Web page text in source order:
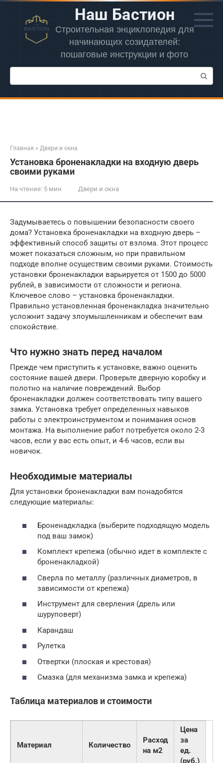
Перейти
контенту
Наш Бастион
Строительная энциклопедия для
начинающих созидателей:
пошаговые инструкции и фото
Поиск:
Главная » Двери и окна
Установка броненакладки на входную дверь
своими руками
На чтение: 5 мин Двери и окна
Задумываетесь о повышении безопасности своего
дома? Установка броненакладки на входную дверь –
эффективный способ защиты от взлома. Этот процесс
может показаться сложным, но при правильном
подходе вполне осуществим своими руками. Стоимость
установки броненакладки варьируется от 1500 до 5000
рублей, в зависимости от сложности и региона.
Ключевое слово – установка броненакладки.
Правильно установленная броненакладка значительно
усложнит задачу злоумышленникам и обеспечит вам
спокойствие.
Что нужно знать перед началом
Прежде чем приступить к установке, важно оценить
состояние вашей двери. Проверьте дверную коробку и
полотно на наличие повреждений. Выбор
броненакладки должен соответствовать типу вашего
замка. Установка требует определенных навыков
работы с электроинструментом и понимания основ
монтажа. На выполнение работ потребуется около 2-3
часов, если у вас есть опыт, и 4-6 часов, если вы
новичок.
Необходимые материалы
Для установки броненакладки вам понадобятся
следующие материалы:
Броненадкладка (выберите подходящую модель
под ваш замок)
Комплект крепежа (обычно идет в комплекте с
броненакладкой)
Сверла по металлу (различных диаметров, в
зависимости от крепежа)
Инструмент для сверления (дрель или
шуруповерт)
Карандаш
Рулетка
Отвертки (плоская и крестовая)
Смазка (для механизма замка и крепежа)
Таблица материалов и стоимости
Материал Количество
Расход
на м2
Цена
за
ед.
(руб.)